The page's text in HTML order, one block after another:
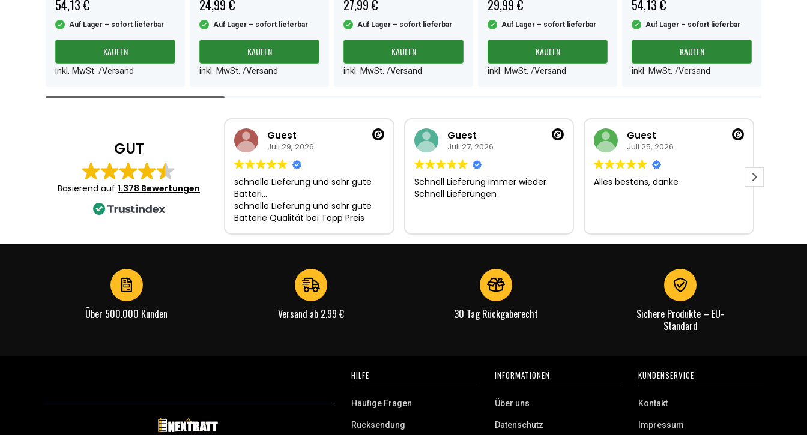
54,13 €
Auf Lager – sofort lieferbar
KAUFEN
inkl. MwSt. /Versand
24,99 €
Auf Lager – sofort lieferbar
KAUFEN
inkl. MwSt. /Versand
27,99 €
Auf Lager – sofort lieferbar
KAUFEN
inkl. MwSt. /Versand
29,99 €
Auf Lager – sofort lieferbar
KAUFEN
inkl. MwSt. /Versand
54,13 €
Auf Lager – sofort lieferbar
KAUFEN
inkl. MwSt. /Versand
Item
GUT
Basierend auf 1.378 Bewertungen
Guest
Juli 29, 2026
schnelle Lieferung und sehr gute
Batteri…
schnelle Lieferung und sehr gute
Batterie Qualität bei Topp Preis
Guest
Juli 27, 2026
Schnell Lieferung immer wieder
Schnell Lieferungen
Guest
Juli 25, 2026
Alles bestens, danke
Über 500.000 Kunden Versand ab 2,99 € 30 Tag Rückgaberecht
Sichere Produkte – EU-
Standard
HILFE
Häufige Fragen
Rucksendung
INFORMATIONEN
Über uns
Datenschutz
KUNDENSERVICE
Kontakt
Impressum